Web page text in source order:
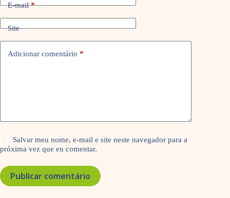
E-mail*
Site
Adicionar comentário *
Salvar meu nome, e-mail e site neste navegador para a
próxima vez que eu comentar.
Publicar comentário